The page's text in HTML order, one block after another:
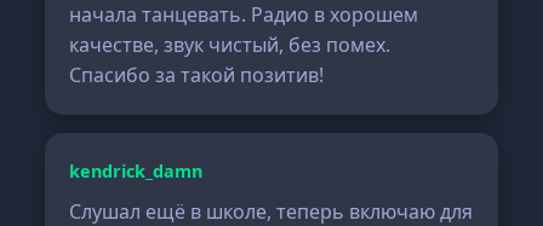
начала танцевать. Радио в хорошем
качестве, звук чистый, без помех.
Спасибо за такой позитив!
kendrick_damn
Слушал ещё в школе, теперь включаю для